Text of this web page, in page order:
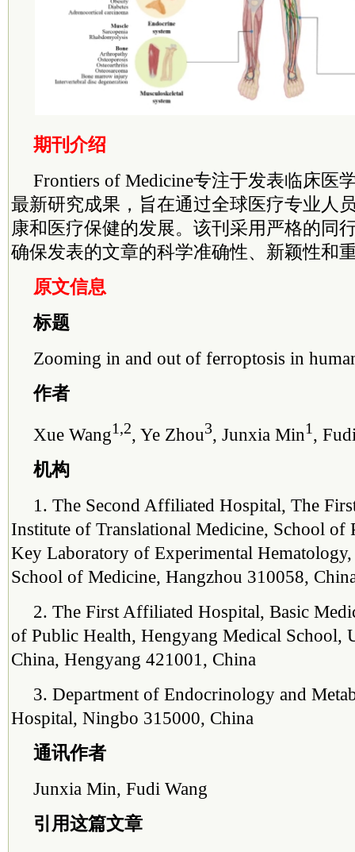
期刊介绍
Frontiers of Medicine专注于发表临床医
最新研究成果，旨在通过全球医疗专业人
康和医疗保健的发展。该刊采用严格的同
确保发表的文章的科学准确性、新颖性和
原文信息
标题
Zooming in and out of ferroptosis in
作者
Xue Wang1,2, Ye Zhou3, Junxia Min1,
机构
1. The Second Affiliated Hospital, The
Institute of Translational Medicine, School of
Key Laboratory of Experimental
School of Medicine, Hangzhou 310058,
2. The First Affiliated Hospital, Basic
of Public Health, Hengyang Medical School,
China, Hengyang 421001, China
3. Department of Endocrinology and
Hospital, Ningbo 315000, China
通讯作者
Junxia Min, Fudi Wang
引用这篇文章